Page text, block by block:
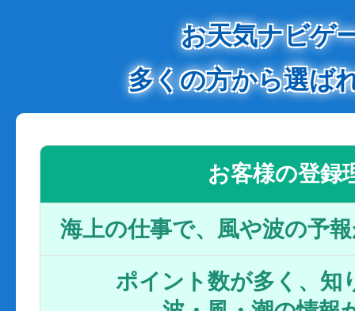
お天気ナビゲ
多くの方から選ば
お客様の登録
海上の仕事で、風や波の予
ポイント数が多く、知